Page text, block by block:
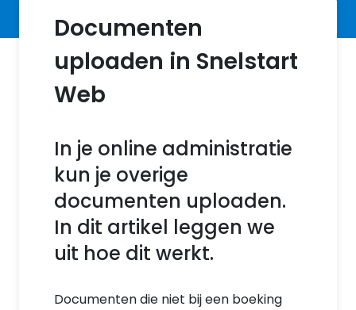
Documenten
uploaden in Snelstart
Web
In je online administratie
kun je overige
documenten uploaden.
In dit artikel leggen we
uit hoe dit werkt.
Documenten die niet bij een boeking